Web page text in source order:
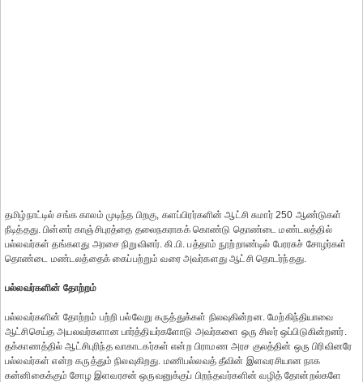
தமிழ்நாட்டில் சங்க காலம் முடிந்த பிறகு, களப்பிரர்களின் ஆட்சி சுமார் 250 ஆண்டுகள்
நீடித்தது. பின்னர் காஞ்சிபுரத்தை தலைநகராகக் கொண்டு தொண்டை மண்டலத்தில்
பல்லவர்கள் தங்களது அரசை நிறுவினர். கி.பி. பத்தாம் நூற்றாண்டில் பேரரசுச் சோழர்கள்
தொண்டை மண்டலத்தைக் கைப்பற்றும் வரை அவர்களது ஆட்சி தொடர்ந்தது.
பல்லவர்களின் தோற்றம்
பல்லவர்களின் தோற்றம் பற்றி பல்வேறு கருத்துக்கள் நிலவுகின்றன. மேற்கிந்தியாவை
ஆட்சிசெய்த அயலவர்களான பார்த்தியர்களோடு அவர்களை ஒரு சிலர் ஒப்பிடுகின்றனர்.
தக்காணத்தில் ஆட்சிபுரிந்த வாகாடகர்கள் என்ற பிராமண அரச குலத்தின் ஒரு பிரிவினரே
பல்லவர்கள் என்ற கருத்தும் நிலவுகிறது. மணிபல்லவத் தீவின் இளவரசியான நாக
கன்னிகைக்கும் சோழ இளவரசன் ஒருவனுக்குப் பிறந்தவர்களின் வழித் தோன்றல்களே